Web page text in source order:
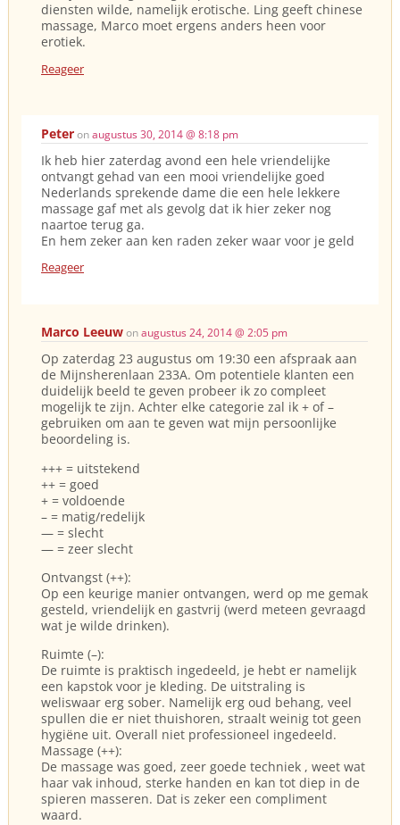
diensten wilde, namelijk erotische. Ling geeft chinese
massage, Marco moet ergens anders heen voor
erotiek.
Reageer
Peteronaugustus 30, 2014 @ 8:18 pm
Ik heb hier zaterdag avond een hele vriendelijke
ontvangt gehad van een mooi vriendelijke goed
Nederlands sprekende dame die een hele lekkere
massage gaf met als gevolg dat ik hier zeker nog
naartoe terug ga.
En hem zeker aan ken raden zeker waar voor je geld
Reageer
Marco Leeuwonaugustus 24, 2014 @ 2:05 pm
Op zaterdag 23 augustus om 19:30 een afspraak aan
de Mijnsherenlaan 233A. Om potentiele klanten een
duidelijk beeld te geven probeer ik zo compleet
mogelijk te zijn. Achter elke categorie zal ik + of –
gebruiken om aan te geven wat mijn persoonlijke
beoordeling is.
+++ = uitstekend
++ = goed
+ = voldoende
– = matig/redelijk
— = slecht
— = zeer slecht
Ontvangst (++):
Op een keurige manier ontvangen, werd op me gemak
gesteld, vriendelijk en gastvrij (werd meteen gevraagd
wat je wilde drinken).
Ruimte (–):
De ruimte is praktisch ingedeeld, je hebt er namelijk
een kapstok voor je kleding. De uitstraling is
weliswaar erg sober. Namelijk erg oud behang, veel
spullen die er niet thuishoren, straalt weinig tot geen
hygiëne uit. Overall niet professioneel ingedeeld.
Massage (++):
De massage was goed, zeer goede techniek , weet wat
haar vak inhoud, sterke handen en kan tot diep in de
spieren masseren. Dat is zeker een compliment
waard.